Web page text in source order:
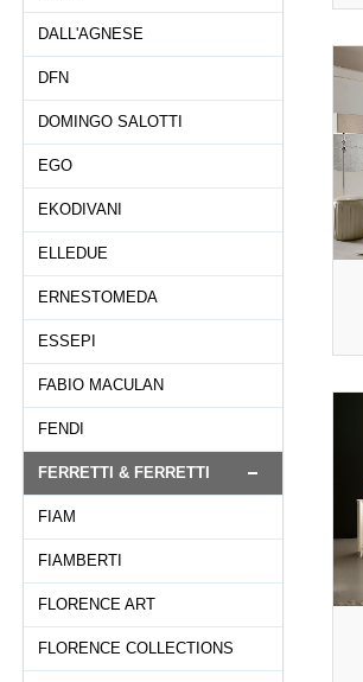
DALL'AGNESE
DFN
DOMINGO SALOTTI
EGO
EKODIVANI
ELLEDUE
ERNESTOMEDA
ESSEPI
FABIO MACULAN
FENDI
FERRETTI & FERRETTI
FIAM
FIAMBERTI
FLORENCE ART
FLORENCE COLLECTIONS